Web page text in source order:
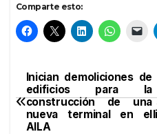
Comparte esto:
Navegación
de
Inician demoliciones de
edificios para la
construcción de una
nueva terminal en el
AILA